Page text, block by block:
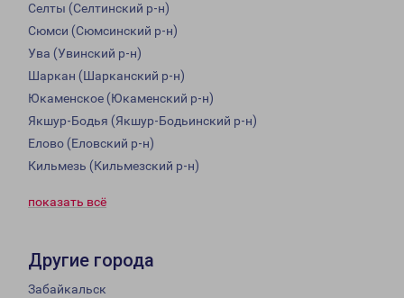
Селты (Селтинский р-н)
Сюмси (Сюмсинский р-н)
Ува (Увинский р-н)
Шаркан (Шарканский р-н)
Юкаменское (Юкаменский р-н)
Якшур-Бодья (Якшур-Бодьинский р-н)
Елово (Еловский р-н)
Кильмезь (Кильмезский р-н)
показать всё
Другие города
Забайкальск